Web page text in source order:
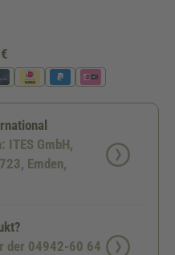
nicht verfügbar.)
GmbH,
Emden,
der 04942-60 64